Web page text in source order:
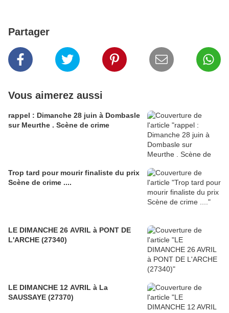
Partager
Vous aimerez aussi
rappel : Dimanche 28 juin à Dombasle
sur Meurthe . Scène de crime
Trop tard pour mourir finaliste du prix
Scène de crime ....
LE DIMANCHE 26 AVRIL à PONT DE
L'ARCHE (27340)
LE DIMANCHE 12 AVRIL à La
SAUSSAYE (27370)